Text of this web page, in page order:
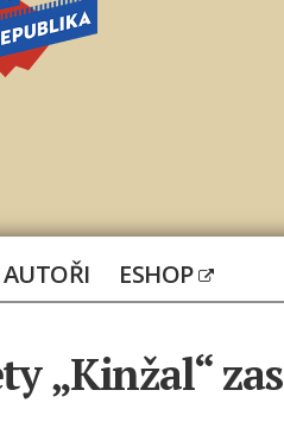
AUTOŘI ESHOP
„Kinžal“